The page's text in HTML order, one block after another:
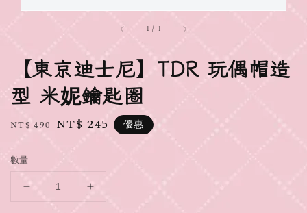
1 / 1
【東京迪士尼】TDR 玩偶帽造
型 米妮鑰匙圈
Regular
NT$ 490 Sale
NT$ 245 優惠
數量